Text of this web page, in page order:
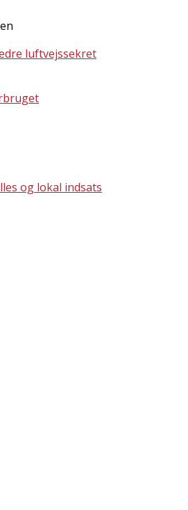
luftvejssekret
og lokal indsats